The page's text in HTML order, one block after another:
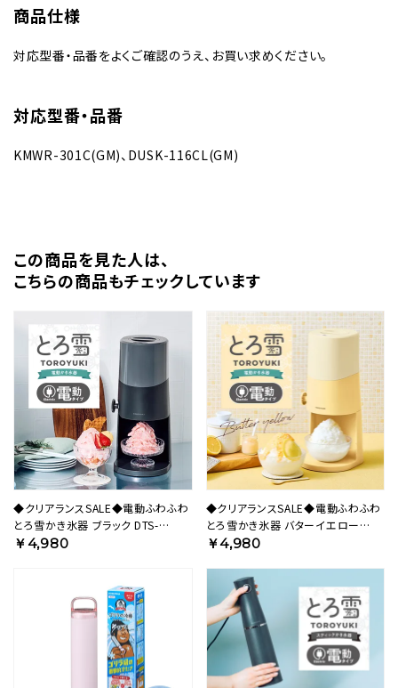
商品仕様
対応型番・品番をよくご確認のうえ、お買い求めください。
対応型番・品番
KMWR-301C(GM)、DUSK-116CL(GM)
この商品を⾒た⼈は、
こちらの商品もチェックしています
◆クリアランスSALE◆電動ふわふわ
とろ雪かき氷器 ブラック DTS-
B5BK【HO】
￥4,980
◆クリアランスSALE◆電動ふわふわ
とろ雪かき氷器 バターイエロー
DTS-B5MYL【HO】
￥4,980